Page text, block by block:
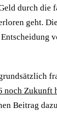
durch die
geht.
noch Zukunft
Beitrag